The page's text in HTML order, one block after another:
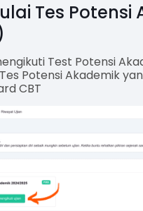
Tes Potensi
Test Potensi
Potensi Akademik
CBT